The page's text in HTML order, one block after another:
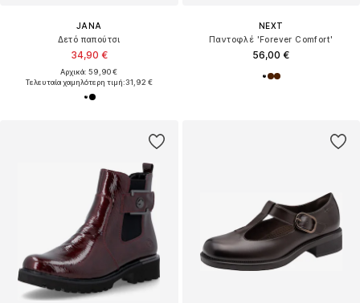
JANA
Δετό παπούτσι
34,90 €
Αρχικά: 59,90 €
Τελευταία χαμηλότερη τιμή:31,92 €
NEXT
Παντοφλέ 'Forever Comfort'
56,00 €